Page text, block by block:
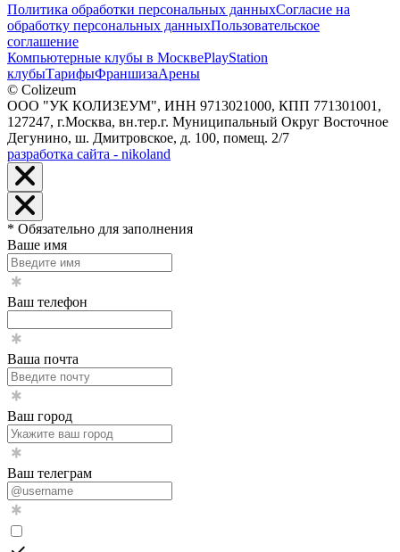
Политика обработки персональных данныхСогласие на
обработку персональных данныхПользовательское
соглашение
Компьютерные клубы в МосквеPlayStation
клубыТарифыФраншизаАрены
© Colizeum
ООО "УК КОЛИЗЕУМ", ИНН 9713021000, КПП 771301001,
127247, г.Москва, вн.тер.г. Муниципальный Округ Восточное
Дегунино, ш. Дмитровское, д. 100, помещ. 2/7
разработка сайта - nikoland
* Обязательно для заполнения
Ваше имя
Ваш телефон
Ваша почта
Ваш город
Ваш телеграм